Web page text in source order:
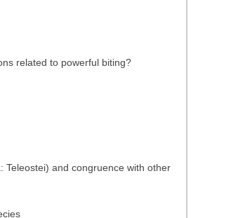
related to powerful biting?
Teleostei) and congruence with other